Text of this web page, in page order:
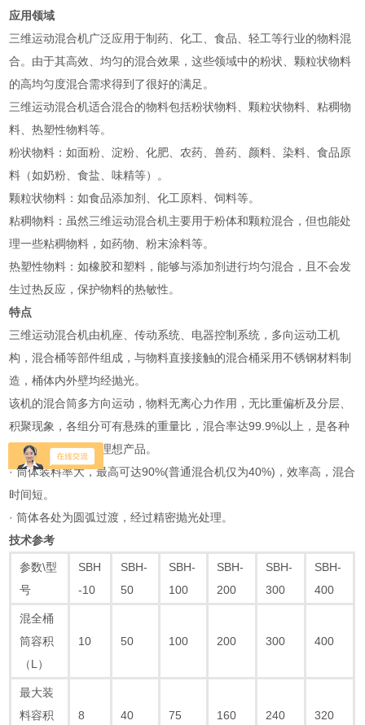
应用领域
三维运动混合机广泛应用于制药、化工、食品、轻工等行业的物料混
合。由于其高效、均匀的混合效果，这些领域中的粉状、颗粒状物料
的高均匀度混合需求得到了很好的满足‌。
‌三维运动混合机适合混合的物料包括粉状物料、颗粒状物料、粘稠物
料、热塑性物料等。
‌粉状物料‌：如面粉、淀粉、化肥、农药、兽药、颜料、染料、食品原
料（如奶粉、食盐、味精等）‌。
‌颗粒状物料‌：如食品添加剂、化工原料、饲料等‌。
‌粘稠物料‌：虽然三维运动混合机主要用于粉体和颗粒混合，但也能处
理一些粘稠物料，如药物、粉末涂料等‌。
‌热塑性物料‌：如橡胶和塑料，能够与添加剂进行均匀混合，且不会发
生过热反应，保护物料的热敏性‌。
特点
三维运动混合机由机座、传动系统、电器控制系统，多向运动工机
构，混合桶等部件组成，与物料直接接触的混合桶采用不锈钢材料制
造，桶体内外壁均经抛光。
该机的混合筒多方向运动，物料无离心力作用，无比重偏析及分层、
积聚现象，各组分可有悬殊的重量比，混合率达99.9%以上，是各种
混合机中的一种较理想产品。
· 筒体装料率大，最高可达90%(普通混合机仅为40%)，效率高，混合
时间短。
· 筒体各处为圆弧过渡，经过精密抛光处理。
技术参考
参数\型
号
SBH
-10
SBH-
50
SBH-
100
SBH-
200
SBH-
300
SBH-
400
混全桶
筒容积
（L）
10 50 100 200 300 400
最大装
料容积
8 40 75 160 240 320